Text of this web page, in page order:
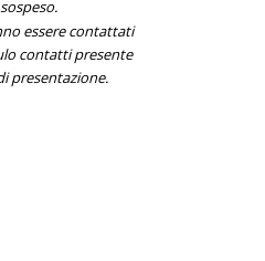
essere contattati
contatti presente
presentazione.